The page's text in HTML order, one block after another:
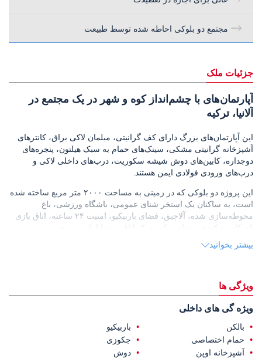
مجتمع دو بلوکی احاطه شده توسط طبیعت
جزئیات ملک
آپارتمان‌های با چشم‌انداز کوه و شهر در یک مجتمع در
آلانیا، ترکیه
این آپارتمان‌های بزرگ دارای کف گرانیتی، مبلمان لاکی براق، کانترهای
آشپزخانه گرانیتی مشکی، سینک‌های حمام به سبک هیلتون، پنجره‌های
دوجداره، کابین‌های دوش شیشه سکوریت، درب‌های داخلی لاکی و
درب‌های ورودی فولادی ایمن هستند.
این پروژه دو بلوکی که در زمینی به مساحت ۲۰۰۰ متر مربع ساخته شده
است، به ساکنان یک استخر شنای عمومی، باشگاه ورزشی، باغ
محوطه‌سازی شده، آلاچیق، فضای باربیکیو، امنیت ۲۴ ساعته، اتاق بازی
کودکان، جکوزی، حمام ترکی و یک اتاق سینما ارائه می‌دهد.
این آپارتمان‌ها که در منطقه اوبا آلانیا واقع شده‌اند، در یک محله به
شناخته می‌شود.
آپارتمان‌های فروشی در آلانیا، ترکیه
فرودگاه قاضی پاشا واقع شده‌اند.
بیشتر بخوانید
ویژگی ها
ویژه گی های داخلی
بالکن
باربیکیو
حمام اختصاصی
جکوزی
آشپزخانه اوپن
دوش